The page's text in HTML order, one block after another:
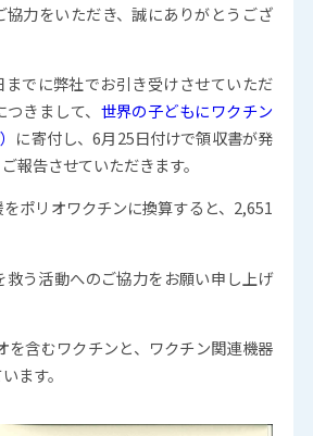
協力をいただき、誠にありがとうござ
でに弊社でお引き受けさせていただ
きまして、 世界の子どもにワクチン
に寄付し、6月25日付けで領収書が発
報告させていただきます。
ポリオワクチンに換算すると、2,651
救う活動へのご協力をお願い申し上げ
含むワクチンと、ワクチン関連機器
ます。